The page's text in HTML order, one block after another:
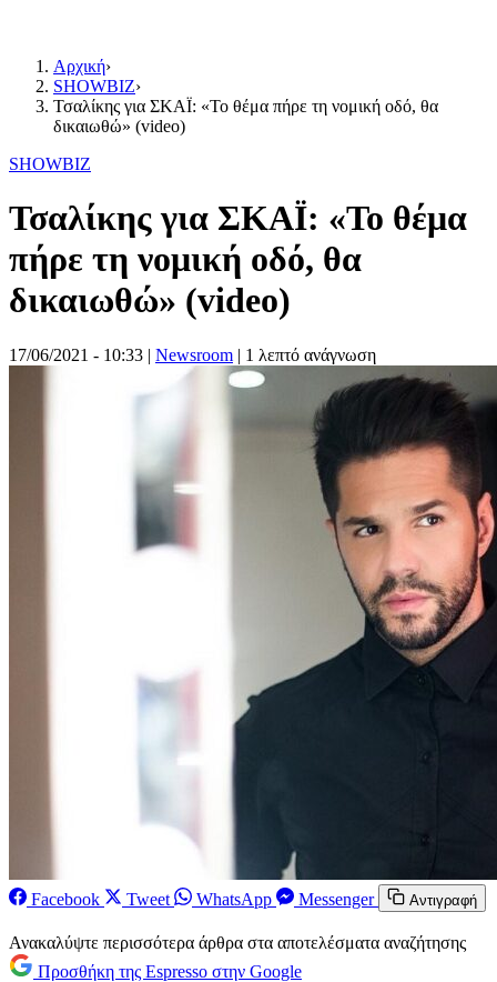
Αρχική›
SHOWBIZ›
Τσαλίκης για ΣΚΑΪ: «Το θέμα πήρε τη νομική οδό, θα
δικαιωθώ» (video)
SHOWBIZ
Τσαλίκης για ΣΚΑΪ: «Το θέμα
πήρε τη νομική οδό, θα
δικαιωθώ» (video)
17/06/2021 - 10:33 | Newsroom | 1 λεπτό ανάγνωση
Facebook Tweet WhatsApp Messenger Αντιγραφή
Ανακαλύψτε περισσότερα άρθρα στα αποτελέσματα αναζήτησης
Προσθήκη της Espresso στην Google